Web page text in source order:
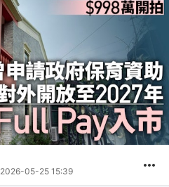
2026-05-25 15:39